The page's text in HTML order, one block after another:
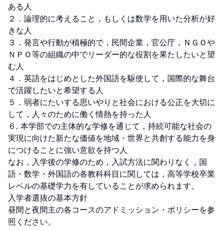
ある人
２．論理的に考えること，もしくは数学を用いた分析が好
きな人
３．発言や行動が積極的で，民間企業，官公庁，ＮＧＯや
ＮＰＯ等の組織の中でリーダー的な役割を果たしたいと望
む人
４．英語をはじめとした外国語を駆使して，国際的な舞台
で活躍したいと希望する人
５．弱者にたいする思いやりと社会における公正を大切に
して，人々のために働く情熱を持った人
６. 本学部での主体的な学修を通じて，持続可能な社会の
実現に向けた新たな価値を地域・世界と共創する能力を身
につけることに強い意欲を持つ人
なお，入学後の学修のため，入試方法に関わりなく，国
語・数学・外国語の各教科科目に関しては，高等学校卒業
レベルの基礎学力を有していることが求められます。
入学者選抜の基本方針
昼間と夜間主の各コースのアドミッション・ポリシーを参
照ください。